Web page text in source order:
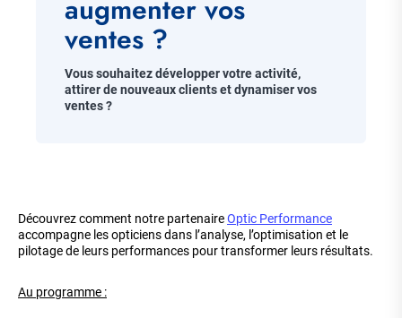
augmenter vos
ventes ?
Chapo
Vous souhaitez développer votre activité,
attirer de nouveaux clients et dynamiser vos
ventes ?
de
la
page
Découvrez comment notre partenaireOptic Performance
accompagne les opticiens dans l’analyse, l’optimisation et le
pilotage de leurs performances pour transformer leurs résultats.
Au programme :